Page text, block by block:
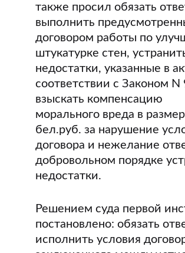
также просил обязать
выполнить
договором работы по
штукатурке стен,
недостатки, указанные в
соответствии с Законом N
взыскать компенсацию
морального вреда в
бел.руб. за нарушение
договора и нежелание
добровольном порядке
недостатки.
Решением суда первой
постановлено: обязать
исполнить условия